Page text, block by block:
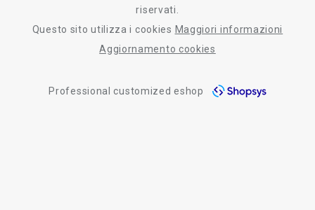
Tescoma nel mondo
informativa whistleblowing
riservati.
Questo sito utilizza i cookies Maggiori informazioni
Aggiornamento cookies
Professional customized eshop